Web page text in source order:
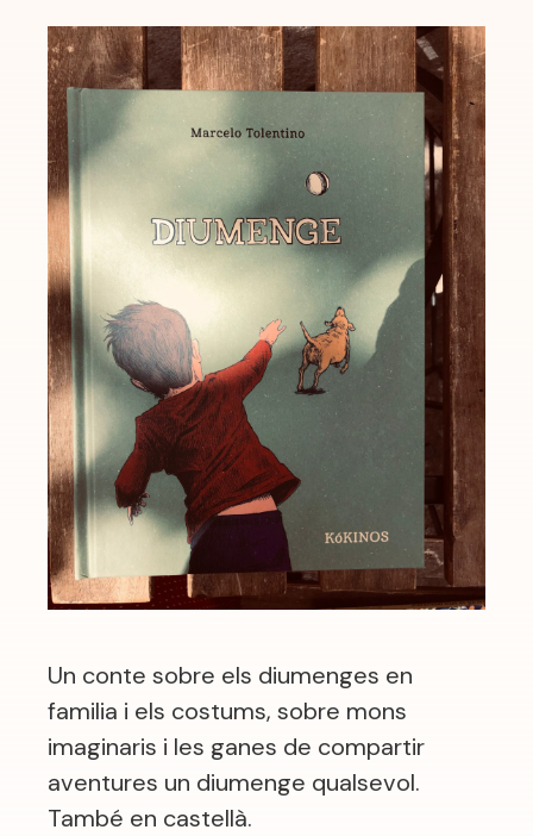
Un conte sobre els diumenges en
familia i els costums, sobre mons
imaginaris i les ganes de compartir
aventures un diumenge qualsevol.
També en castellà.